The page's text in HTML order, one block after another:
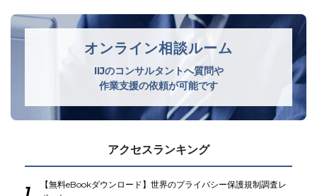
オンライン相談ルーム
IIJのコンサルタントへ質問や
作業支援の依頼が可能です
アクセスランキング
1
【無料eBookダウンロード】世界のプライバシー保護規制調査レ